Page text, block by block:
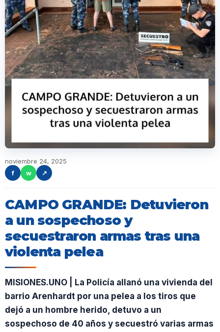
noviembre 24, 2025
f
w ↗
CAMPO GRANDE: Detuvieron
a un sospechoso y
secuestraron armas tras una
violenta pelea
MISIONES.UNO | La Policía allanó una vivienda del
barrio Arenhardt por una pelea a los tiros que
dejó a un hombre herido, detuvo a un
sospechoso de 40 años y secuestró varias armas